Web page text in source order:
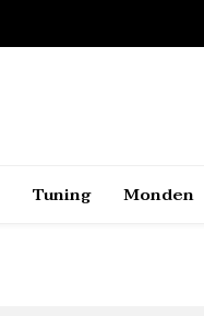
Tuning Monden